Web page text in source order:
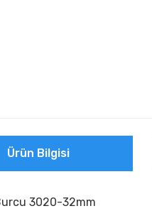
Ürün Bilgisi
3020-32mm